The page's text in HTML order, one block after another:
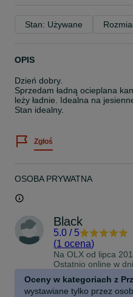
Stan: Używane
OPIS
Dzień dobry.
Sprzedam ładną ocieplana
leży ładnie. Idealna na
Stan idealny.
Zgłoś
OSOBA PRYWATNA
Black
5.0 / 5
(1 ocena)
Na OLX od lipca
Ostatnio online w
Oceny w kategoriach z
wystawiane tylko przez